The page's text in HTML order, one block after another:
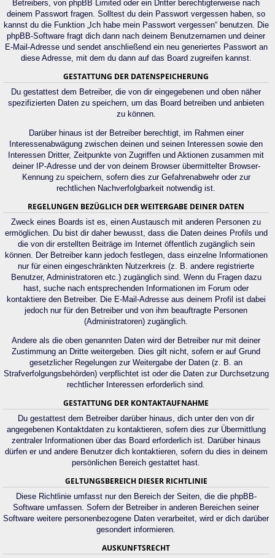
Betreibers, von phpBB Limited oder ein Dritter berechtigterweise nach
deinem Passwort fragen. Solltest du dein Passwort vergessen haben, so
kannst du die Funktion „Ich habe mein Passwort vergessen“ benutzen. Die
phpBB-Software fragt dich dann nach deinem Benutzernamen und deiner
E-Mail-Adresse und sendet anschließend ein neu generiertes Passwort an
diese Adresse, mit dem du dann auf das Board zugreifen kannst.
GESTATTUNG DER DATENSPEICHERUNG
Du gestattest dem Betreiber, die von dir eingegebenen und oben näher
spezifizierten Daten zu speichern, um das Board betreiben und anbieten
zu können.
Darüber hinaus ist der Betreiber berechtigt, im Rahmen einer
Interessenabwägung zwischen deinen und seinen Interessen sowie den
Interessen Dritter, Zeitpunkte von Zugriffen und Aktionen zusammen mit
deiner IP-Adresse und der von deinem Browser übermittelter Browser-
Kennung zu speichern, sofern dies zur Gefahrenabwehr oder zur
rechtlichen Nachverfolgbarkeit notwendig ist.
REGELUNGEN BEZÜGLICH DER WEITERGABE DEINER DATEN
Zweck eines Boards ist es, einen Austausch mit anderen Personen zu
ermöglichen. Du bist dir daher bewusst, dass die Daten deines Profils und
die von dir erstellten Beiträge im Internet öffentlich zugänglich sein
können. Der Betreiber kann jedoch festlegen, dass einzelne Informationen
nur für einen eingeschränkten Nutzerkreis (z. B. andere registrierte
Benutzer, Administratoren etc.) zugänglich sind. Wenn du Fragen dazu
hast, suche nach entsprechenden Informationen im Forum oder
kontaktiere den Betreiber. Die E-Mail-Adresse aus deinem Profil ist dabei
jedoch nur für den Betreiber und von ihm beauftragte Personen
(Administratoren) zugänglich.
Andere als die oben genannten Daten wird der Betreiber nur mit deiner
Zustimmung an Dritte weitergeben. Dies gilt nicht, sofern er auf Grund
gesetzlicher Regelungen zur Weitergabe der Daten (z. B. an
Strafverfolgungsbehörden) verpflichtet ist oder die Daten zur Durchsetzung
rechtlicher Interessen erforderlich sind.
GESTATTUNG DER KONTAKTAUFNAHME
Du gestattest dem Betreiber darüber hinaus, dich unter den von dir
angegebenen Kontaktdaten zu kontaktieren, sofern dies zur Übermittlung
zentraler Informationen über das Board erforderlich ist. Darüber hinaus
dürfen er und andere Benutzer dich kontaktieren, sofern du dies in deinem
persönlichen Bereich gestattet hast.
GELTUNGSBEREICH DIESER RICHTLINIE
Diese Richtlinie umfasst nur den Bereich der Seiten, die die phpBB-
Software umfassen. Sofern der Betreiber in anderen Bereichen seiner
Software weitere personenbezogene Daten verarbeitet, wird er dich darüber
gesondert informieren.
AUSKUNFTSRECHT